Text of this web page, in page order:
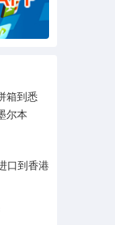
箱到悉
尔本
口到香港